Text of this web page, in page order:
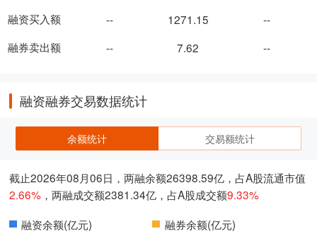
融资买入额
融券卖出额
--
1271.15
--
--
7.62 --
融资融券交易数据统计
余额统计 交易额统计
截止2026年08月06日，两融余额26398.59亿，占A股流通市值
2.66% ，两融成交额2381.34亿，占A股成交额9.33%
融资余额(亿元)
融券余额(亿元)